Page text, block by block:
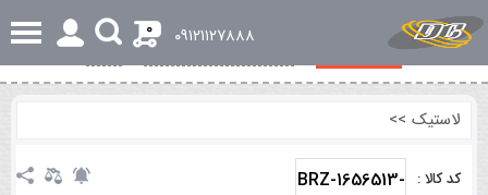
٠٩١٢١١٢٧٨٨٨ 0
مشخصات کلی بررسی تخصصی و اجمالی نظرات
لاستیک >>
کد کالا :
BRZ-1656513-